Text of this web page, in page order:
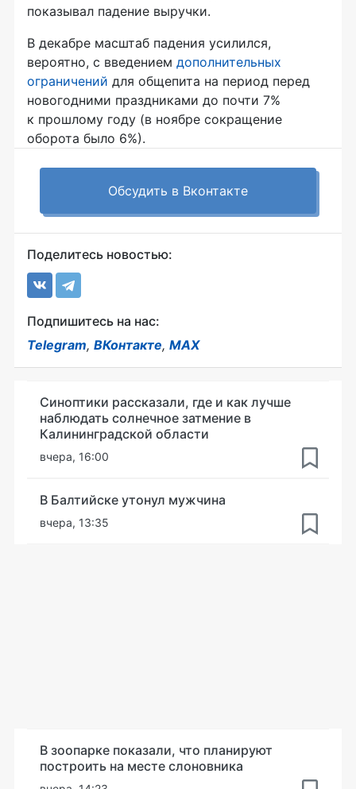
показывал падение выручки.
В декабре масштаб падения усилился,
вероятно, с введением дополнительных
ограничений для общепита на период перед
новогодними праздниками до почти 7%
к прошлому году (в ноябре сокращение
оборота было 6%).
Обсудить в Вконтакте
Поделитесь новостью:
Подпишитесь на нас:
Telegram, ВКонтакте, MAX
Синоптики рассказали, где и как лучше
наблюдать солнечное затмение в
Калининградской области
вчера, 16:00
В Балтийске утонул мужчина
вчера, 13:35
В зоопарке показали, что планируют
построить на месте слоновника